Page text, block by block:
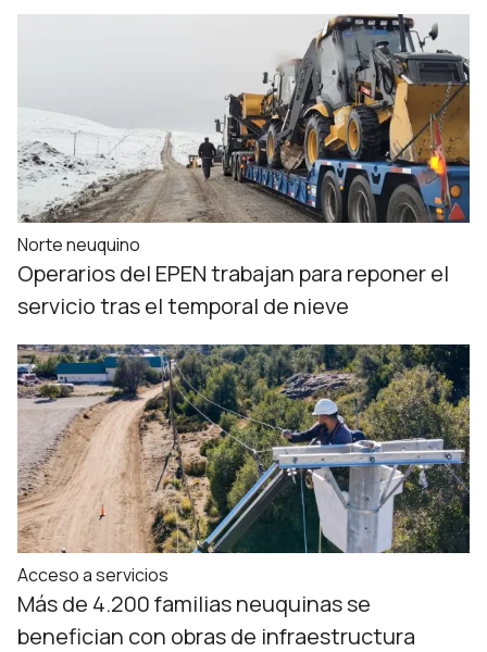
Norte neuquino
Operarios del EPEN trabajan para reponer el
servicio tras el temporal de nieve
Acceso a servicios
Más de 4.200 familias neuquinas se
benefician con obras de infraestructura